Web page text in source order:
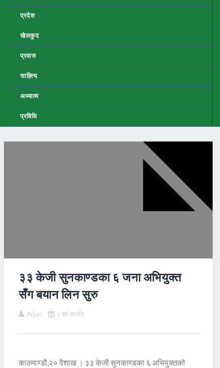
प्रदेश
खेलकुद
प्रवास
साहित्य
अध्यात्म
प्रविधि
३३ केजी सुनकाण्डका ६ जना अभियुक्त
सँग बयान लिन सुरु
Arjun ८ वर्ष अगाडि
काठमाण्डौ,२० वैशाख । ३३ केजी सुनकाण्डका ६ अभियुक्तको